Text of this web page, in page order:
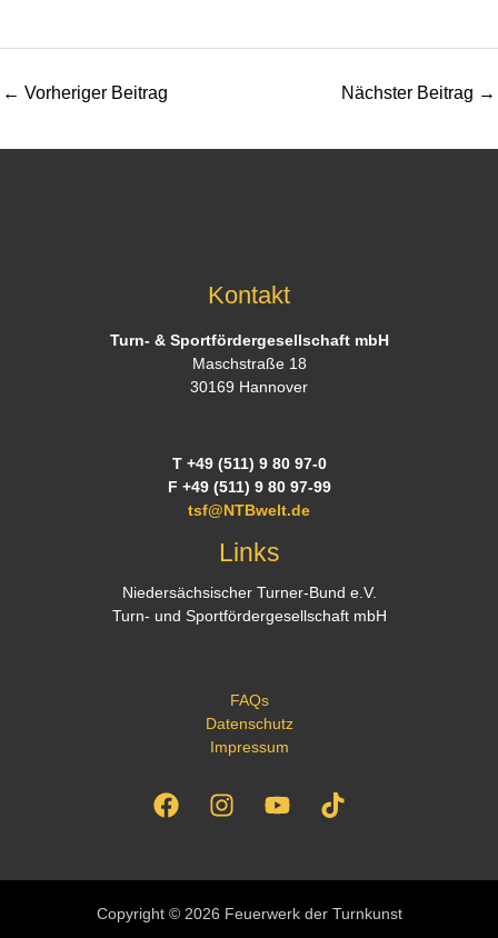
← Vorheriger Beitrag Nächster Beitrag →
Kontakt
Turn- & Sportfördergesellschaft mbH
Maschstraße 18
30169 Hannover
T +49 (511) 9 80 97-0
F +49 (511) 9 80 97-99
tsf@NTBwelt.de
Links
Niedersächsischer Turner-Bund e.V.
Turn- und Sportfördergesellschaft mbH
FAQs
Datenschutz
Impressum
Copyright © 2026 Feuerwerk der Turnkunst